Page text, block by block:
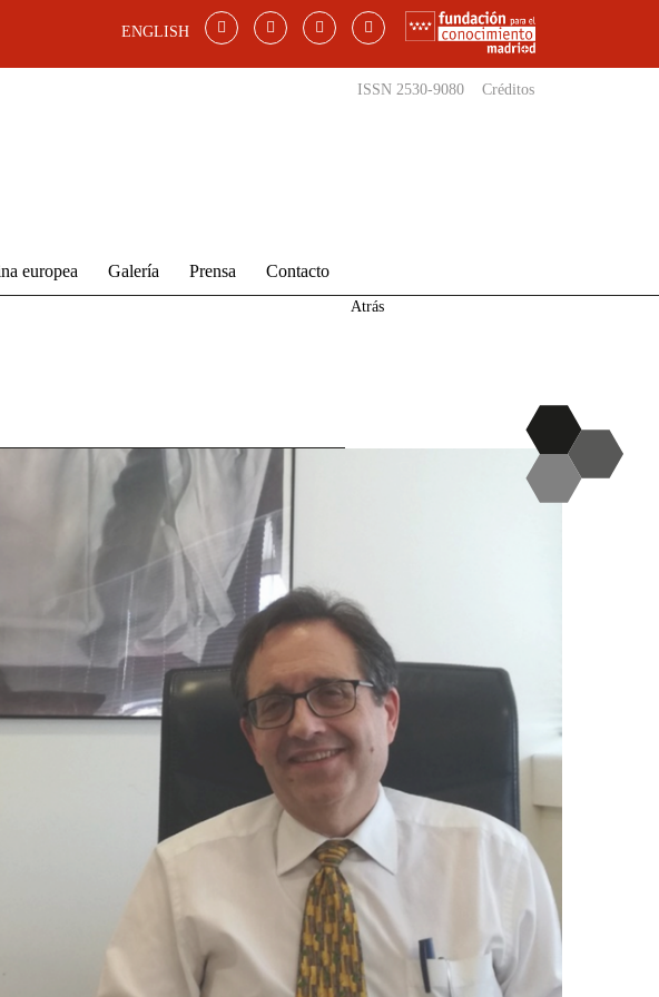
ENGLISH
ISSN 2530-9080 Créditos
europea Galería Prensa Contacto
Atrás